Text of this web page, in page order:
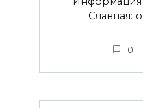
Славная:
0